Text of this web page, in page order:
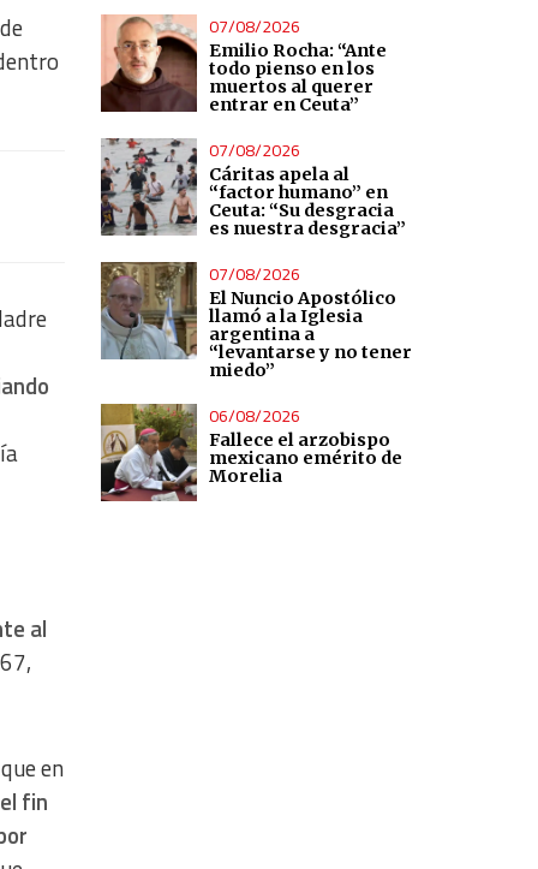
al
en
fin
07/08/2026
Emilio Rocha: “Ante
todo pienso en los
muertos al querer
entrar en Ceuta”
07/08/2026
Cáritas apela al
“factor humano” en
Ceuta: “Su desgracia
es nuestra desgracia”
07/08/2026
El Nuncio Apostólico
llamó a la Iglesia
argentina a
“levantarse y no tener
miedo”
06/08/2026
Fallece el arzobispo
mexicano emérito de
Morelia